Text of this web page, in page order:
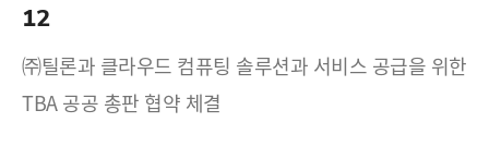
12
㈜틸론과 클라우드 컴퓨팅 솔루션과 서비스 공급을 위한
TBA 공공 총판 협약 체결